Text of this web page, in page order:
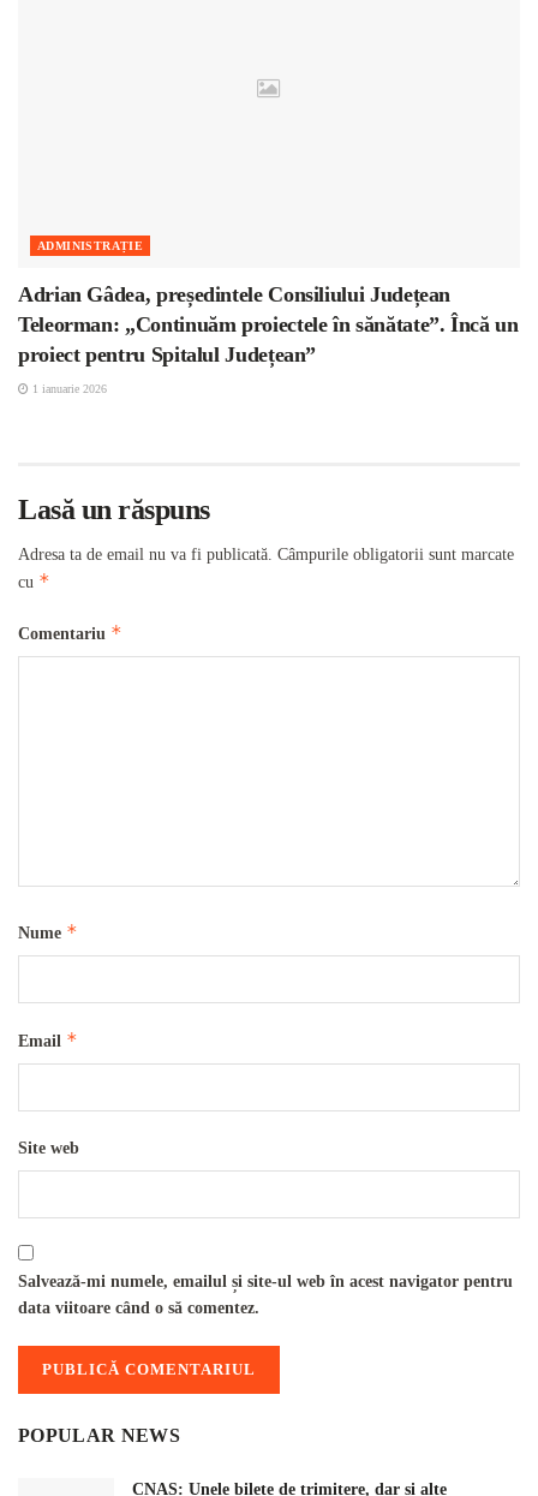
ADMINISTRAȚIE
Adrian Gâdea, președintele Consiliului Județean
Teleorman: „Continuăm proiectele în sănătate”. Încă un
proiect pentru Spitalul Județean”
1 ianuarie 2026
Lasă un răspuns
Adresa ta de email nu va fi publicată. Câmpurile obligatorii sunt marcate
cu *
Comentariu *
Nume *
Email *
Site web
Salvează-mi numele, emailul și site-ul web în acest navigator pentru
data viitoare când o să comentez.
POPULAR NEWS
CNAS: Unele bilete de trimitere, dar și alte